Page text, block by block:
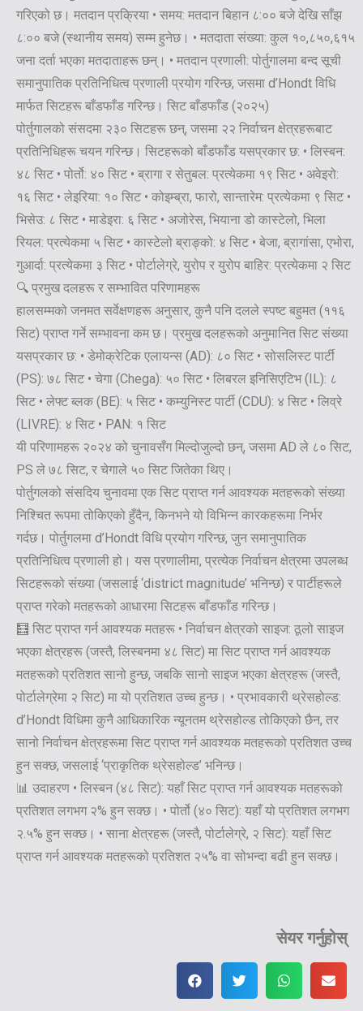
गरिएको छ। मतदान प्रक्रिया • समय: मतदान बिहान ८:०० बजे देखि साँझ
८:०० बजे (स्थानीय समय) सम्म हुनेछ। • मतदाता संख्या: कुल १०,८५०,६१५
जना दर्ता भएका मतदाताहरू छन्। • मतदान प्रणाली: पोर्तुगालमा बन्द सूची
समानुपातिक प्रतिनिधित्व प्रणाली प्रयोग गरिन्छ, जसमा d’Hondt विधि
मार्फत सिटहरू बाँडफाँड गरिन्छ। सिट बाँडफाँड (२०२५)
पोर्तुगालको संसदमा २३० सिटहरू छन्, जसमा २२ निर्वाचन क्षेत्रहरूबाट
प्रतिनिधिहरू चयन गरिन्छ। सिटहरूको बाँडफाँड यसप्रकार छ: • लिस्बन:
४८ सिट • पोर्तो: ४० सिट • ब्रागा र सेतुबल: प्रत्येकमा १९ सिट • अवेइरो:
१६ सिट • लेइरिया: १० सिट • कोइम्ब्रा, फारो, सान्तारेम: प्रत्येकमा ९ सिट •
भिसेउ: ८ सिट • माडेइरा: ६ सिट • अजोरेस, भियाना डो कास्टेलो, भिला
रियल: प्रत्येकमा ५ सिट • कास्टेलो ब्राङ्को: ४ सिट • बेजा, ब्रागांसा, एभोरा,
गुआर्दा: प्रत्येकमा ३ सिट • पोर्टालेग्रे, युरोप र युरोप बाहिर: प्रत्येकमा २ सिट
🔍 प्रमुख दलहरू र सम्भावित परिणामहरू
हालसम्मको जनमत सर्वेक्षणहरू अनुसार, कुनै पनि दलले स्पष्ट बहुमत (११६
सिट) प्राप्त गर्ने सम्भावना कम छ। प्रमुख दलहरूको अनुमानित सिट संख्या
यसप्रकार छ: • डेमोक्रेटिक एलायन्स (AD): ८० सिट • सोसलिस्ट पार्टी
(PS): ७८ सिट • चेगा (Chega): ५० सिट • लिबरल इनिसिएटिभ (IL): ८
सिट • लेफ्ट ब्लक (BE): ५ सिट • कम्युनिस्ट पार्टी (CDU): ४ सिट • लिव्रे
(LIVRE): ४ सिट • PAN: १ सिट
यी परिणामहरू २०२४ को चुनावसँग मिल्दोजुल्दो छन्, जसमा AD ले ८० सिट,
PS ले ७८ सिट, र चेगाले ५० सिट जितेका थिए।
पोर्तुगलको संसदिय चुनावमा एक सिट प्राप्त गर्न आवश्यक मतहरूको संख्या
निश्चित रूपमा तोकिएको हुँदैन, किनभने यो विभिन्न कारकहरूमा निर्भर
गर्दछ। पोर्तुगलमा d’Hondt विधि प्रयोग गरिन्छ, जुन समानुपातिक
प्रतिनिधित्व प्रणाली हो। यस प्रणालीमा, प्रत्येक निर्वाचन क्षेत्रमा उपलब्ध
सिटहरूको संख्या (जसलाई ‘district magnitude’ भनिन्छ) र पार्टीहरूले
प्राप्त गरेको मतहरूको आधारमा सिटहरू बाँडफाँड गरिन्छ।
🧮 सिट प्राप्त गर्न आवश्यक मतहरू • निर्वाचन क्षेत्रको साइज: ठूलो साइज
भएका क्षेत्रहरू (जस्तै, लिस्बनमा ४८ सिट) मा सिट प्राप्त गर्न आवश्यक
मतहरूको प्रतिशत सानो हुन्छ, जबकि सानो साइज भएका क्षेत्रहरू (जस्तै,
पोर्टालेग्रेमा २ सिट) मा यो प्रतिशत उच्च हुन्छ। • प्रभावकारी थ्रेसहोल्ड:
d’Hondt विधिमा कुनै आधिकारिक न्यूनतम थ्रेसहोल्ड तोकिएको छैन, तर
सानो निर्वाचन क्षेत्रहरूमा सिट प्राप्त गर्न आवश्यक मतहरूको प्रतिशत उच्च
हुन सक्छ, जसलाई ‘प्राकृतिक थ्रेसहोल्ड’ भनिन्छ।
📊 उदाहरण • लिस्बन (४८ सिट): यहाँ सिट प्राप्त गर्न आवश्यक मतहरूको
प्रतिशत लगभग २% हुन सक्छ। • पोर्तो (४० सिट): यहाँ यो प्रतिशत लगभग
२.५% हुन सक्छ। • साना क्षेत्रहरू (जस्तै, पोर्टालेग्रे, २ सिट): यहाँ सिट
प्राप्त गर्न आवश्यक मतहरूको प्रतिशत २५% वा सोभन्दा बढी हुन सक्छ।
सेयर गर्नुहोस्